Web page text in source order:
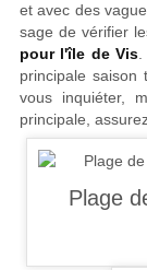
et avec des
sage de vérifier
pour l'île de Vis
principale saison
vous inquiéter,
principale,